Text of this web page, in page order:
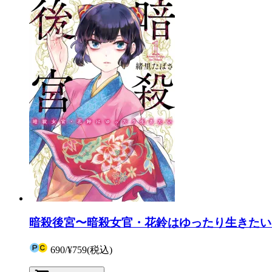
暗殺後宮〜暗殺女官・花鈴はゆったり生きた
690/¥759(税込)